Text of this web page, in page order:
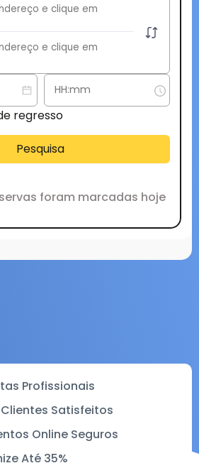
Profissionais
Satisfeitos
Online Seguros
Até 35%
regresso
Pesquisa
foram marcadas hoje